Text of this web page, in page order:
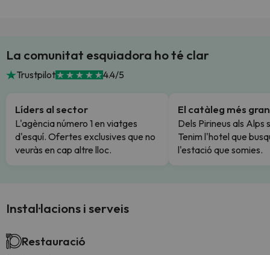
La comunitat esquiadora ho té clar
Trustpilot 4.4/5
Líders al sector
L'agència número 1 en viatges
d'esquí. Ofertes exclusives que no
veuràs en cap altre lloc.
El catàleg més gran
Dels Pirineus als Alps
Tenim l'hotel que
l'estació que somies.
Instal·lacions i serveis
Restauració